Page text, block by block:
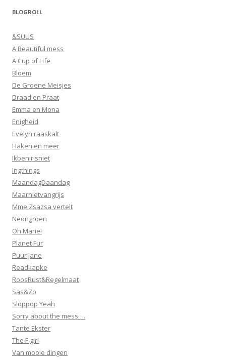
BLOGROLL
&SUUS
A Beautiful mess
A Cup of Life
Bloem
De Groene Meisjes
Draad en Praat
Emma en Mona
Enigheid
Evelyn raaskalt
Haken en meer
Ikbenirisniet
Ingthings
MaandagDaandag
Maarnietvangrijs
Mme Zsazsa vertelt
Neongroen
Oh Marie!
Planet Fur
Puur Jane
Readkapke
RoosRust&Regelmaat
Sas&Zo
Sloppop Yeah
Sorry about the mess….
Tante Ekster
The F girl
Van mooie dingen